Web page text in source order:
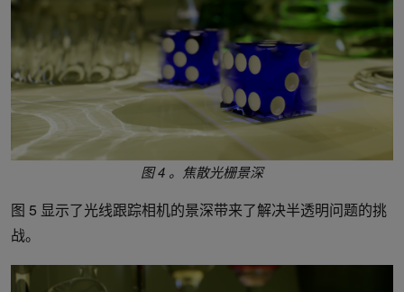
图 4 。焦散光栅景深
图 5 显示了光线跟踪相机的景深带来了解决半透明问题的挑
战。